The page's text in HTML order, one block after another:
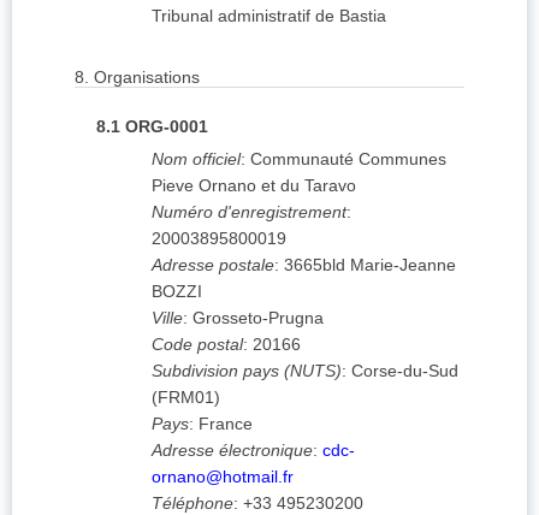
Tribunal administratif de Bastia
8. Organisations
8.1 ORG-0001
Nom officiel: Communauté Communes
Pieve Ornano et du Taravo
Numéro d'enregistrement:
20003895800019
Adresse postale: 3665bld Marie-Jeanne
BOZZI
Ville: Grosseto-Prugna
Code postal: 20166
Subdivision pays (NUTS): Corse-du-Sud
(FRM01)
Pays: France
Adresse électronique: cdc-
ornano@hotmail.fr
Téléphone: +33 495230200